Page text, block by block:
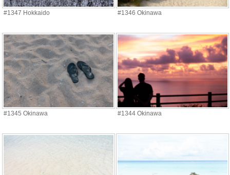
#1347 Hokkaido #1346 Okinawa
#1345 Okinawa #1344 Okinawa